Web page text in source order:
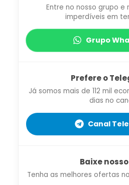
Entre no nosso grupo
imperdíveis em
Grupo
Prefere o
Já somos mais de 112 mil
dias no
Canal
Baixe nosso
Tenha as melhores ofertas